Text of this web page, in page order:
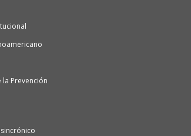
Prevención